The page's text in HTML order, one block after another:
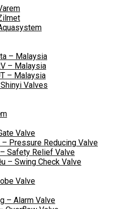
– Malaysia
– Malaysia
– Malaysia
Valves
Valve
– Pressure Reducing Valve
– Safety Relief Valve
– Swing Check Valve
Valve
– Alarm Valve